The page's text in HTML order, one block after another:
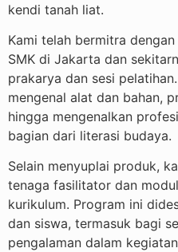
kendi tanah liat.
Kami telah bermitra
SMK di Jakarta dan
prakarya dan sesi
mengenal alat dan bahan,
hingga mengenalkan
bagian dari literasi budaya.
Selain menyuplai produk,
tenaga fasilitator dan
kurikulum. Program ini
dan siswa, termasuk bagi
pengalaman dalam